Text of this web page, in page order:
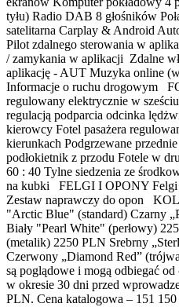
tyłu) Radio DAB 8 głośników
satelitarna Carplay & Android
Pilot zdalnego sterowania w
/ zamykania w aplikacji Zdalne
aplikację - AUT Muzyka online
Informacje o ruchu drogowym
regulowany elektrycznie w
regulacją podparcia odcinka
kierowcy Fotel pasażera
kierunkach Podgrzewane
podłokietnik z przodu Fotele w
60 : 40 Tylne siedzenia ze
na kubki FELGI I OPONY Felgi
Zestaw naprawczy do opon
"Arctic Blue" (standard) Czarny
Biały "Pearl White" (perłowy)
(metalik) 2250 PLN Srebrny
Czerwony „Diamond Red”
są poglądowe i mogą odbiegać
w okresie 30 dni przed
PLN. Cena katalogowa – 151